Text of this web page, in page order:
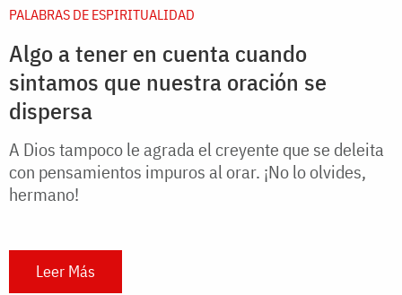
PALABRAS DE ESPIRITUALIDAD
Algo a tener en cuenta cuando
sintamos que nuestra oración se
dispersa
A Dios tampoco le agrada el creyente que se deleita
con pensamientos impuros al orar. ¡No lo olvides,
hermano!
Leer Más